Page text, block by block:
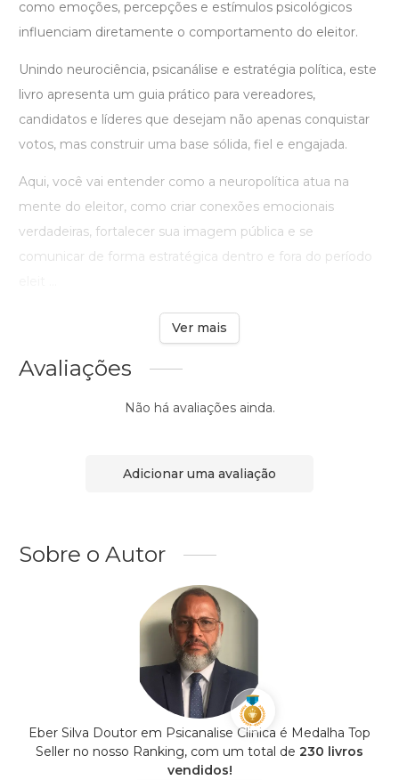
como emoções, percepções e estímulos psicológicos
influenciam diretamente o comportamento do eleitor.
Unindo neurociência, psicanálise e estratégia política, este
livro apresenta um guia prático para vereadores,
candidatos e líderes que desejam não apenas conquistar
votos, mas construir uma base sólida, fiel e engajada.
Aqui, você vai entender como a neuropolítica atua na
mente do eleitor, como criar conexões emocionais
verdadeiras, fortalecer sua imagem pública e se
comunicar de forma estratégica dentro e fora do período
Ver mais
Avaliações
Não há avaliações ainda.
Adicionar uma avaliação
Sobre o Autor
Eber Silva Doutor em Psicanalise Clinica é Medalha Top
Seller no nosso Ranking, com um total de 230 livros
vendidos!